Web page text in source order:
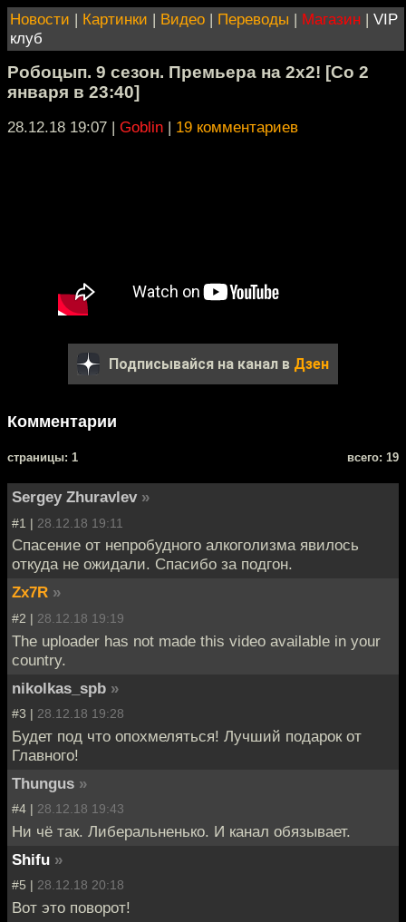
Новости | Картинки | Видео | Переводы | Магазин | VIP
клуб
Робоцып. 9 сезон. Премьера на 2х2! [Со 2
января в 23:40]
28.12.18 19:07 | Goblin | 19 комментариев
Подписывайся на канал в Дзен
Комментарии
cтраницы: 1 всего: 19
Sergey Zhuravlev »
#1 | 28.12.18 19:11
Спасение от непробудного алкоголизма явилось
откуда не ожидали. Спасибо за подгон.
Zx7R »
#2 | 28.12.18 19:19
The uploader has not made this video available in your
country.
nikolkas_spb »
#3 | 28.12.18 19:28
Будет под что опохмеляться! Лучший подарок от
Главного!
Thungus »
#4 | 28.12.18 19:43
Ни чё так. Либеральненько. И канал обязывает.
Shifu »
#5 | 28.12.18 20:18
Вот это поворот!